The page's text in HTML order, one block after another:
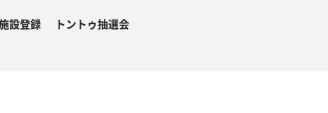
設登録 トントゥ抽選会